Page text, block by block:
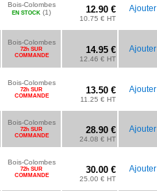
Bois-Colombes
EN STOCK (1) 12.90 €
10.75 € HT
Ajouter
Bois-Colombes
72h SUR
COMMANDE
14.95 €
12.46 € HT
Ajouter
Bois-Colombes
72h SUR
COMMANDE
13.50 €
11.25 € HT
Ajouter
Bois-Colombes
72h SUR
COMMANDE
28.90 €
24.08 € HT
Ajouter
Bois-Colombes
72h SUR
COMMANDE
30.00 €
25.00 € HT
Ajouter